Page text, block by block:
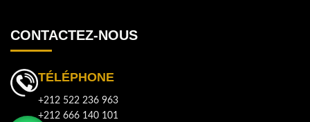
CONTACTEZ-NOUS
TÉLÉPHONE
+212 522 236 963
+212 666 140 101